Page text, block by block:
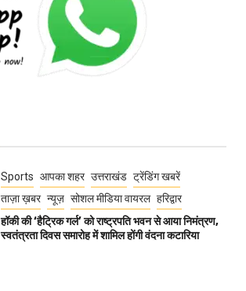
Sports आपका शहर उत्तराखंड ट्रेंडिंग खबरें
ताज़ा ख़बर न्यूज़ सोशल मीडिया वायरल हरिद्वार
हॉकी की ‘हैट्रिक गर्ल’ को राष्ट्रपति भवन से आया निमंत्रण,
स्वतंत्रता दिवस समारोह में शामिल होंगी वंदना कटारिया